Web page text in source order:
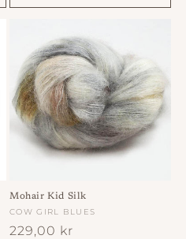
Mohair Kid Silk
Forhandler:
COW GIRL BLUES
Normalpris
229,00 kr